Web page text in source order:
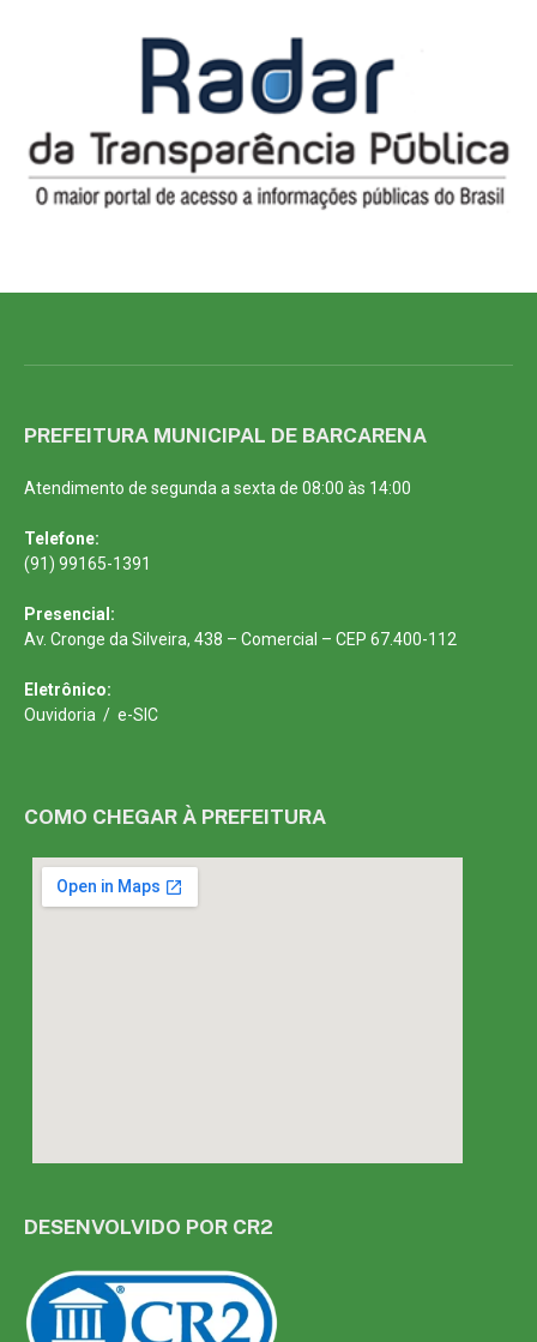
PREFEITURA MUNICIPAL DE BARCARENA
Atendimento de segunda a sexta de 08:00 às 14:00
Telefone:
(91) 99165-1391
Presencial:
Av. Cronge da Silveira, 438 – Comercial – CEP 67.400-112
Eletrônico:
Ouvidoria / e-SIC
COMO CHEGAR À PREFEITURA
DESENVOLVIDO POR CR2